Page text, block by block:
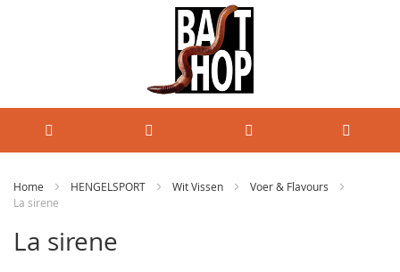
Home HENGELSPORT Wit Vissen
Voer & Flavours
La sirene
La sirene